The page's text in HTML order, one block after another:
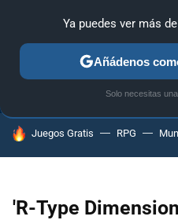
ANÁLISIS GUÍAS Y TRUCOS
HOY SE HABLA DE
Juegos Gratis RPG
'R-Type
Ya puedes ver más
Añádenos
Solo necesitas